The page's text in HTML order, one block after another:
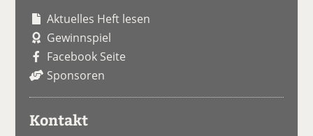
Aktuelles Heft lesen
Gewinnspiel
Facebook Seite
Sponsoren
Kontakt